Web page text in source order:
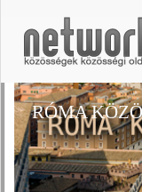
RÓMA